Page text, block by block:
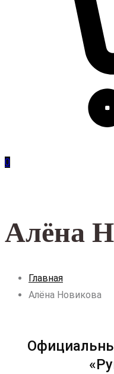
0
Алёна
Главная
Алёна Новикова